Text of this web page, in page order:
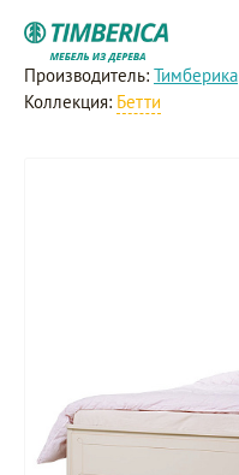
Производитель: Тимберика
Коллекция: Бетти